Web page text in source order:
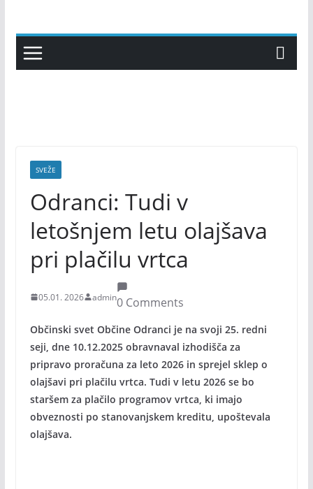
content
SVEŽE
Odranci: Tudi v
letošnjem letu olajšava
pri plačilu vrtca
05.01. 2026 admin0 Comments
Občinski svet Občine Odranci je na svoji 25. redni
seji, dne 10.12.2025 obravnaval izhodišča za
pripravo proračuna za leto 2026 in sprejel sklep o
olajšavi pri plačilu vrtca. Tudi v letu 2026 se bo
staršem za plačilo programov vrtca, ki imajo
obveznosti po stanovanjskem kreditu, upoštevala
olajšava.